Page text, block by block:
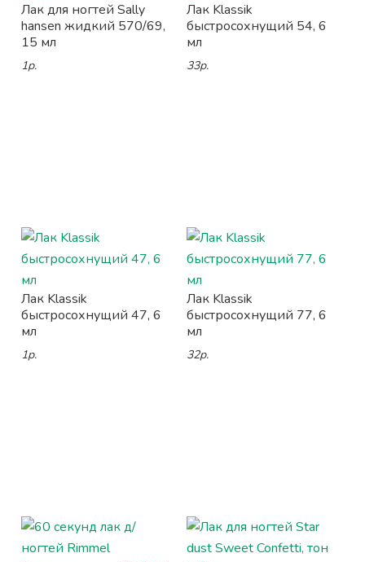
Лак для ногтей Sally
hansen жидкий 570/69,
15 мл
1р.
Лак Klassik
быстросохнущий 54, 6
мл
33р.
Лак Klassik
быстросохнущий 47, 6
мл
1р.
Лак Klassik
быстросохнущий 77, 6
мл
32р.